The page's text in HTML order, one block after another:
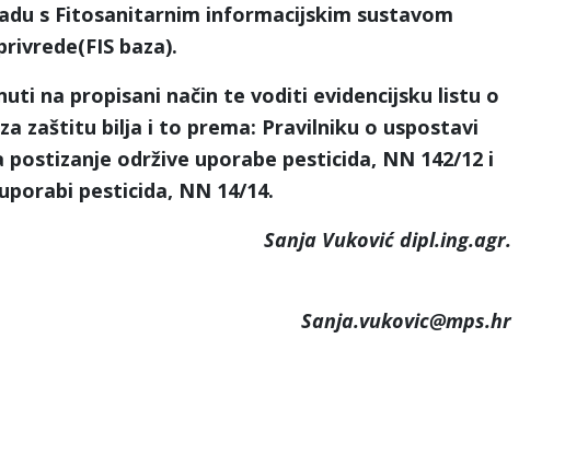
s Fitosanitarnim informacijskim sustavom
baza).
na propisani način te voditi evidencijsku listu o
zaštitu bilja i to prema: Pravilniku o uspostavi
održive uporabe pesticida, NN 142/12 i
pesticida, NN 14/14.
Sanja Vuković dipl.ing.agr.
Sanja.vukovic@mps.hr